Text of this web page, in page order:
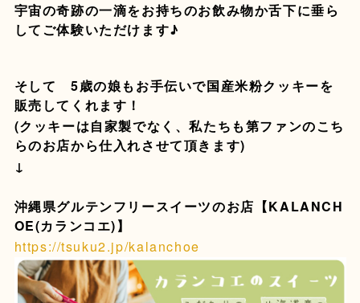
宇宙の奇跡の一滴をお持ちのお飲み物か舌下に垂ら
してご体験いただけます♪
そして 5歳の娘もお手伝いで国産米粉クッキーを
販売してくれます！
(クッキーは自家製でなく、私たちも第ファンのこち
らのお店から仕入れさせて頂きます)
↓
沖縄県グルテンフリースイーツのお店【KALANCH
OE(カランコエ)】
https://tsuku2.jp/kalanchoe